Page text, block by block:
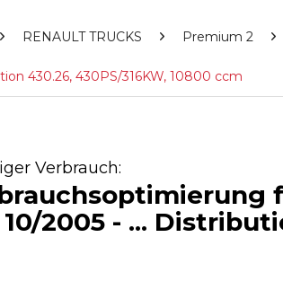
RENAULT TRUCKS Premium 2
430.26, 430PS/316KW, 10800 ccm
Verbrauch:
2005 - ...